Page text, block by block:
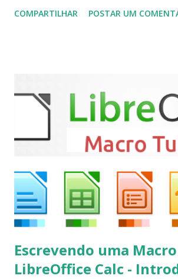
(personal video recorder). A versão final
sudo apt-get install kodi Use o
instalar codecs de áudio e outros
executando: $ sudo apt-get install --
kodi Para remover, execute: $ sudo
COMPARTILHAR POSTAR UM
Escrevendo uma
LibreOffice Calc -